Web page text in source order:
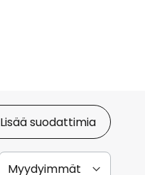
Lisää suodattimia